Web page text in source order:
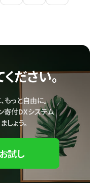
ださい。
もっと自由に。
寄付DXシステム
ょう。
試し